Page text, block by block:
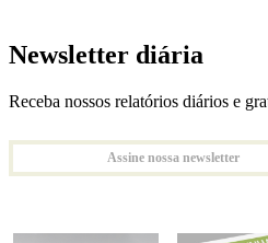
Newsletter diária
Receba nossos relatórios diários e
Assine nossa newsletter